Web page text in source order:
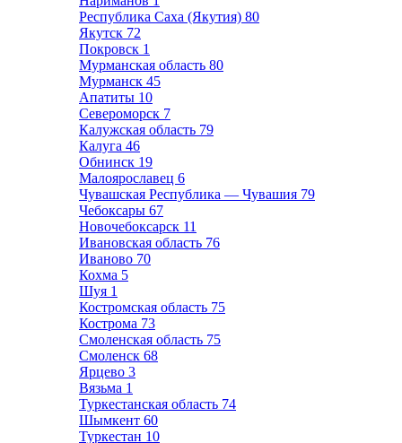
Республика Саха (Якутия) 80
Якутск 72
Покровск 1
Мурманская область 80
Мурманск 45
Апатиты 10
Североморск 7
Калужская область 79
Калуга 46
Обнинск 19
Малоярославец 6
Чувашская Республика — Чувашия 79
Чебоксары 67
Новочебоксарск 11
Ивановская область 76
Иваново 70
Кохма 5
Шуя 1
Костромская область 75
Кострома 73
Смоленская область 75
Смоленск 68
Ярцево 3
Вязьма 1
Туркестанская область 74
Шымкент 60
Туркестан 10